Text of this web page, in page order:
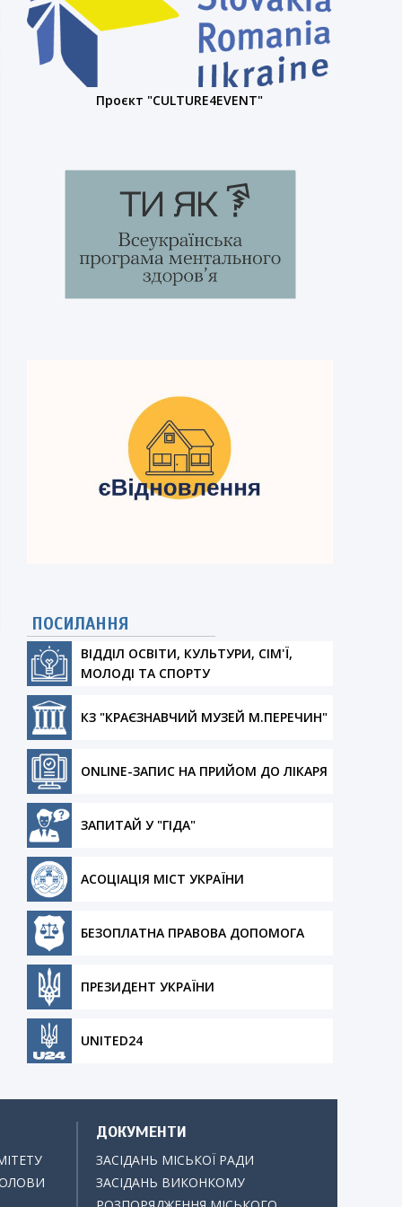
Проєкт "CULTURE4EVENT"
ПОСИЛАННЯ
ВІДДІЛ ОСВІТИ, КУЛЬТУРИ, СІМ'Ї,
МОЛОДІ ТА СПОРТУ
КЗ "КРАЄЗНАВЧИЙ МУЗЕЙ М.ПЕРЕЧИН"
ONLINE-ЗАПИС НА ПРИЙОМ ДО ЛІКАРЯ
ЗАПИТАЙ У "ГІДА"
АСОЦІАЦІЯ МІСТ УКРАЇНИ
БЕЗОПЛАТНА ПРАВОВА ДОПОМОГА
ПРЕЗИДЕНТ УКРАЇНИ
UNITED24
ДОКУМЕНТИ
ЗАСІДАНЬ МІСЬКОЇ РАДИ
ЗАСІДАНЬ ВИКОНКОМУ